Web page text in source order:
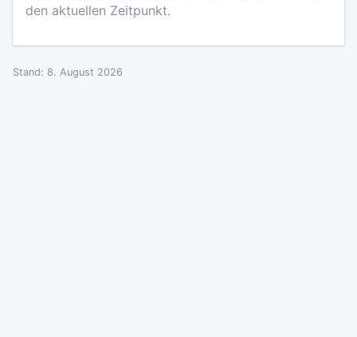
den aktuellen Zeitpunkt.
Stand: 8. August 2026